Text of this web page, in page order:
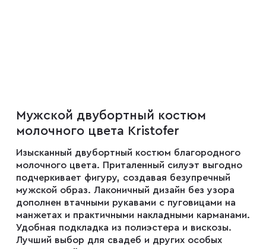
Мужские туфли
Дублёнки
Жилеты
Куртки
Мужской двубортный костюм
молочного цвета Kristofer
Изысканный двубортный костюм благородного
молочного цвета. Приталенный силуэт выгодно
подчеркивает фигуру, создавая безупречный
мужской образ. Лаконичный дизайн без узора
дополнен втачными рукавами с пуговицами на
манжетах и практичными накладными карманами.
Удобная подкладка из полиэстера и вискозы.
Лучший выбор для свадеб и других особых